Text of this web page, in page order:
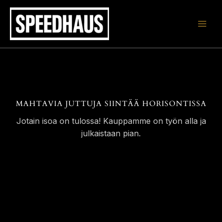
Siirry
sisältöön
MAHTAVIA JUTTUJA SIINTÄÄ HORISONTISSA
Jotain isoa on tulossa! Kauppamme on työn alla ja
julkaistaan pian.